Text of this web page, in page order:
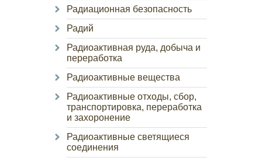
Радиационная безопасность
Радий
Радиоактивная руда, добыча и
переработка
Радиоактивные вещества
Радиоактивные отходы, сбор,
транспортировка, переработка
и захоронение
Радиоактивные светящиеся
соединения